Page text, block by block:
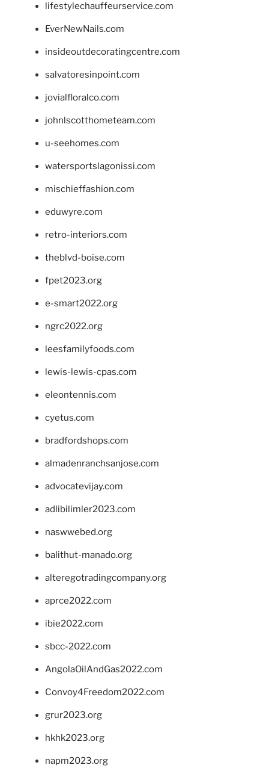
lifestylechauffeurservice.com
EverNewNails.com
insideoutdecoratingcentre.com
salvatoresinpoint.com
jovialfloralco.com
johnlscotthometeam.com
u-seehomes.com
watersportslagonissi.com
mischieffashion.com
eduwyre.com
retro-interiors.com
theblvd-boise.com
fpet2023.org
e-smart2022.org
ngrc2022.org
leesfamilyfoods.com
lewis-lewis-cpas.com
eleontennis.com
cyetus.com
bradfordshops.com
almadenranchsanjose.com
advocatevijay.com
adlibilimler2023.com
naswwebed.org
balithut-manado.org
alteregotradingcompany.org
aprce2022.com
ibie2022.com
sbcc-2022.com
AngolaOilAndGas2022.com
Convoy4Freedom2022.com
grur2023.org
hkhk2023.org
napm2023.org